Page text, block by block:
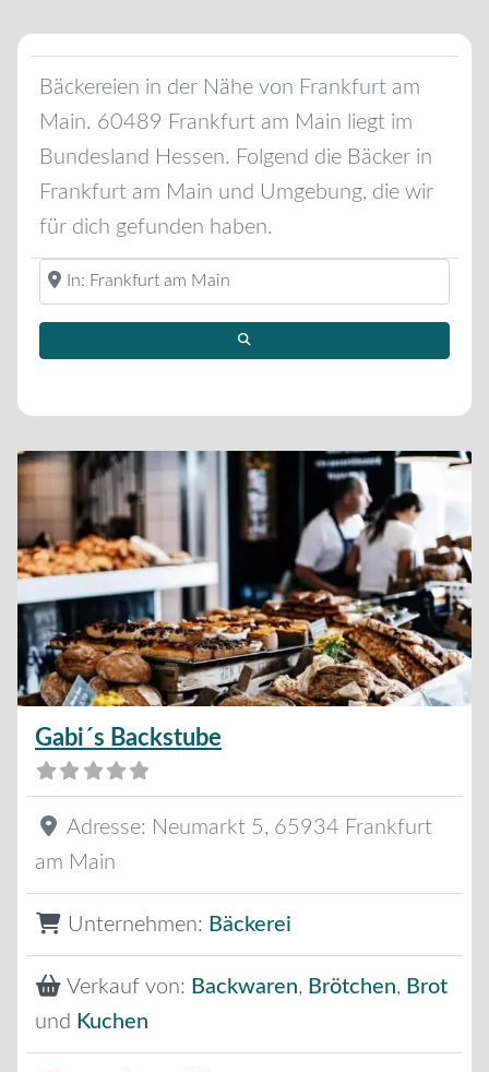
Bäckereien in der Nähe von Frankfurt am
Main. 60489 Frankfurt am Main liegt im
Bundesland Hessen. Folgend die Bäcker in
Frankfurt am Main und Umgebung, die wir
für dich gefunden haben.
Standort oder Region eingeben ...
Gabi´s Backstube
Adresse: Neumarkt 5, 65934 Frankfurt
am Main
Unternehmen: Bäckerei
Verkauf von: Backwaren, Brötchen, Brot
und Kuchen